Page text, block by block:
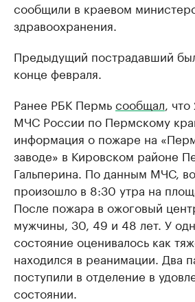
сообщили в краевом
здравоохранения.
Предыдущий пострадавший
конце февраля.
Ранее РБК Пермьсообщал ,
МЧС России по Пермскому
информация о пожаре на
заводе» в Кировском районе
Гальперина. По данным МЧС,
произошло в 8:30 утра на
После пожара в ожоговый
мужчины, 30, 49 и 48 лет. У
состояние оценивалось как
находился в реанимации. Два
поступили в отделение в
состоянии.